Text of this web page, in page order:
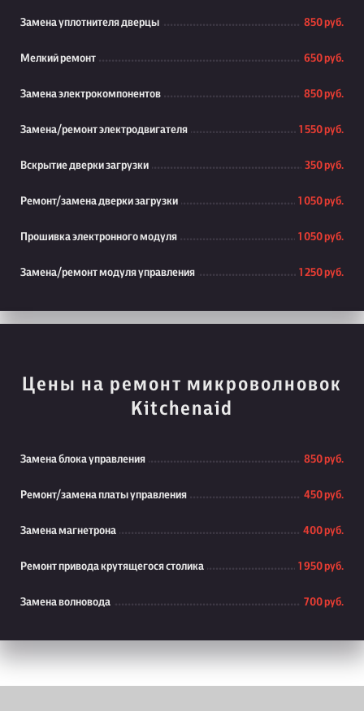
Замена уплотнителя дверцы 850 руб.
Мелкий ремонт 650 руб.
Замена электрокомпонентов 850 руб.
Замена/ремонт электродвигателя 1 550 руб.
Вскрытие дверки загрузки 350 руб.
Ремонт/замена дверки загрузки 1 050 руб.
Прошивка электронного модуля 1 050 руб.
Замена/ремонт модуля управления 1 250 руб.
Цены на ремонт микроволновок
Kitchenaid
Замена блока управления 850 руб.
Ремонт/замена платы управления 450 руб.
Замена магнетрона 400 руб.
Ремонт привода крутящегося столика 1 950 руб.
Замена волновода 700 руб.